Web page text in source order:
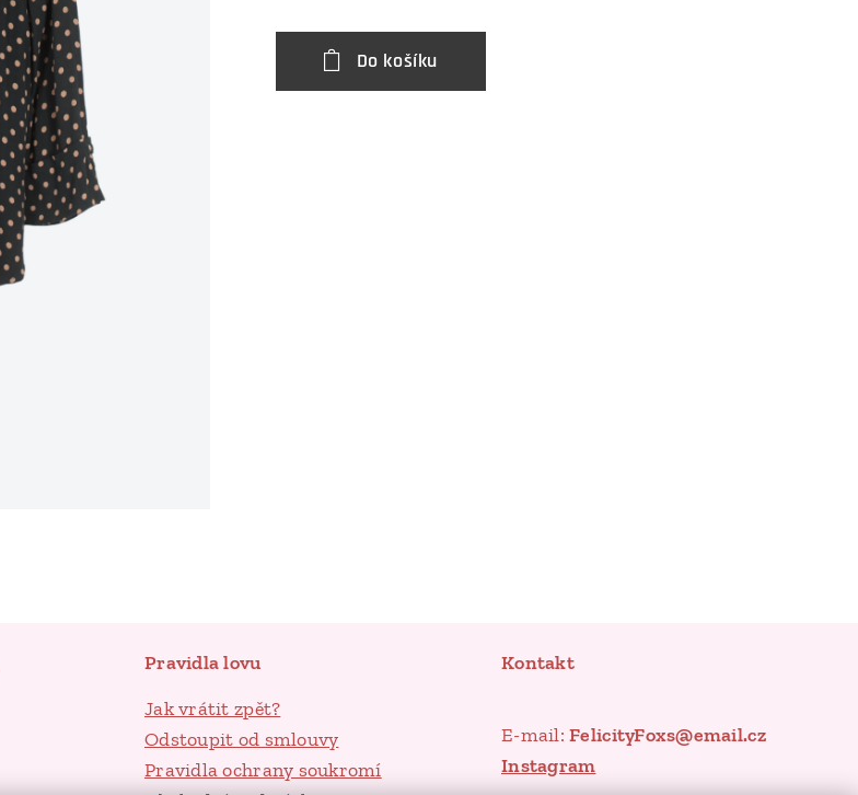
Do košíku
Pravidla lovu
Jak vrátit zpět?
Odstoupit od smlouvy
Pravidla ochrany soukromí
Kontakt
E-mail:FelicityFoxs@email.cz
Instagram